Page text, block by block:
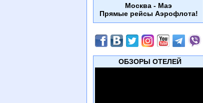
Москва - Маэ
Прямые рейсы Аэрофлота!
ОБЗОРЫ ОТЕЛЕЙ